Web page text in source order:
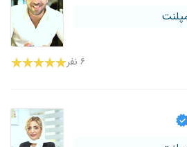
۶ نفر